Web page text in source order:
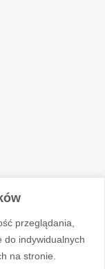
przeglądania,
do indywidualnych
na stronie.